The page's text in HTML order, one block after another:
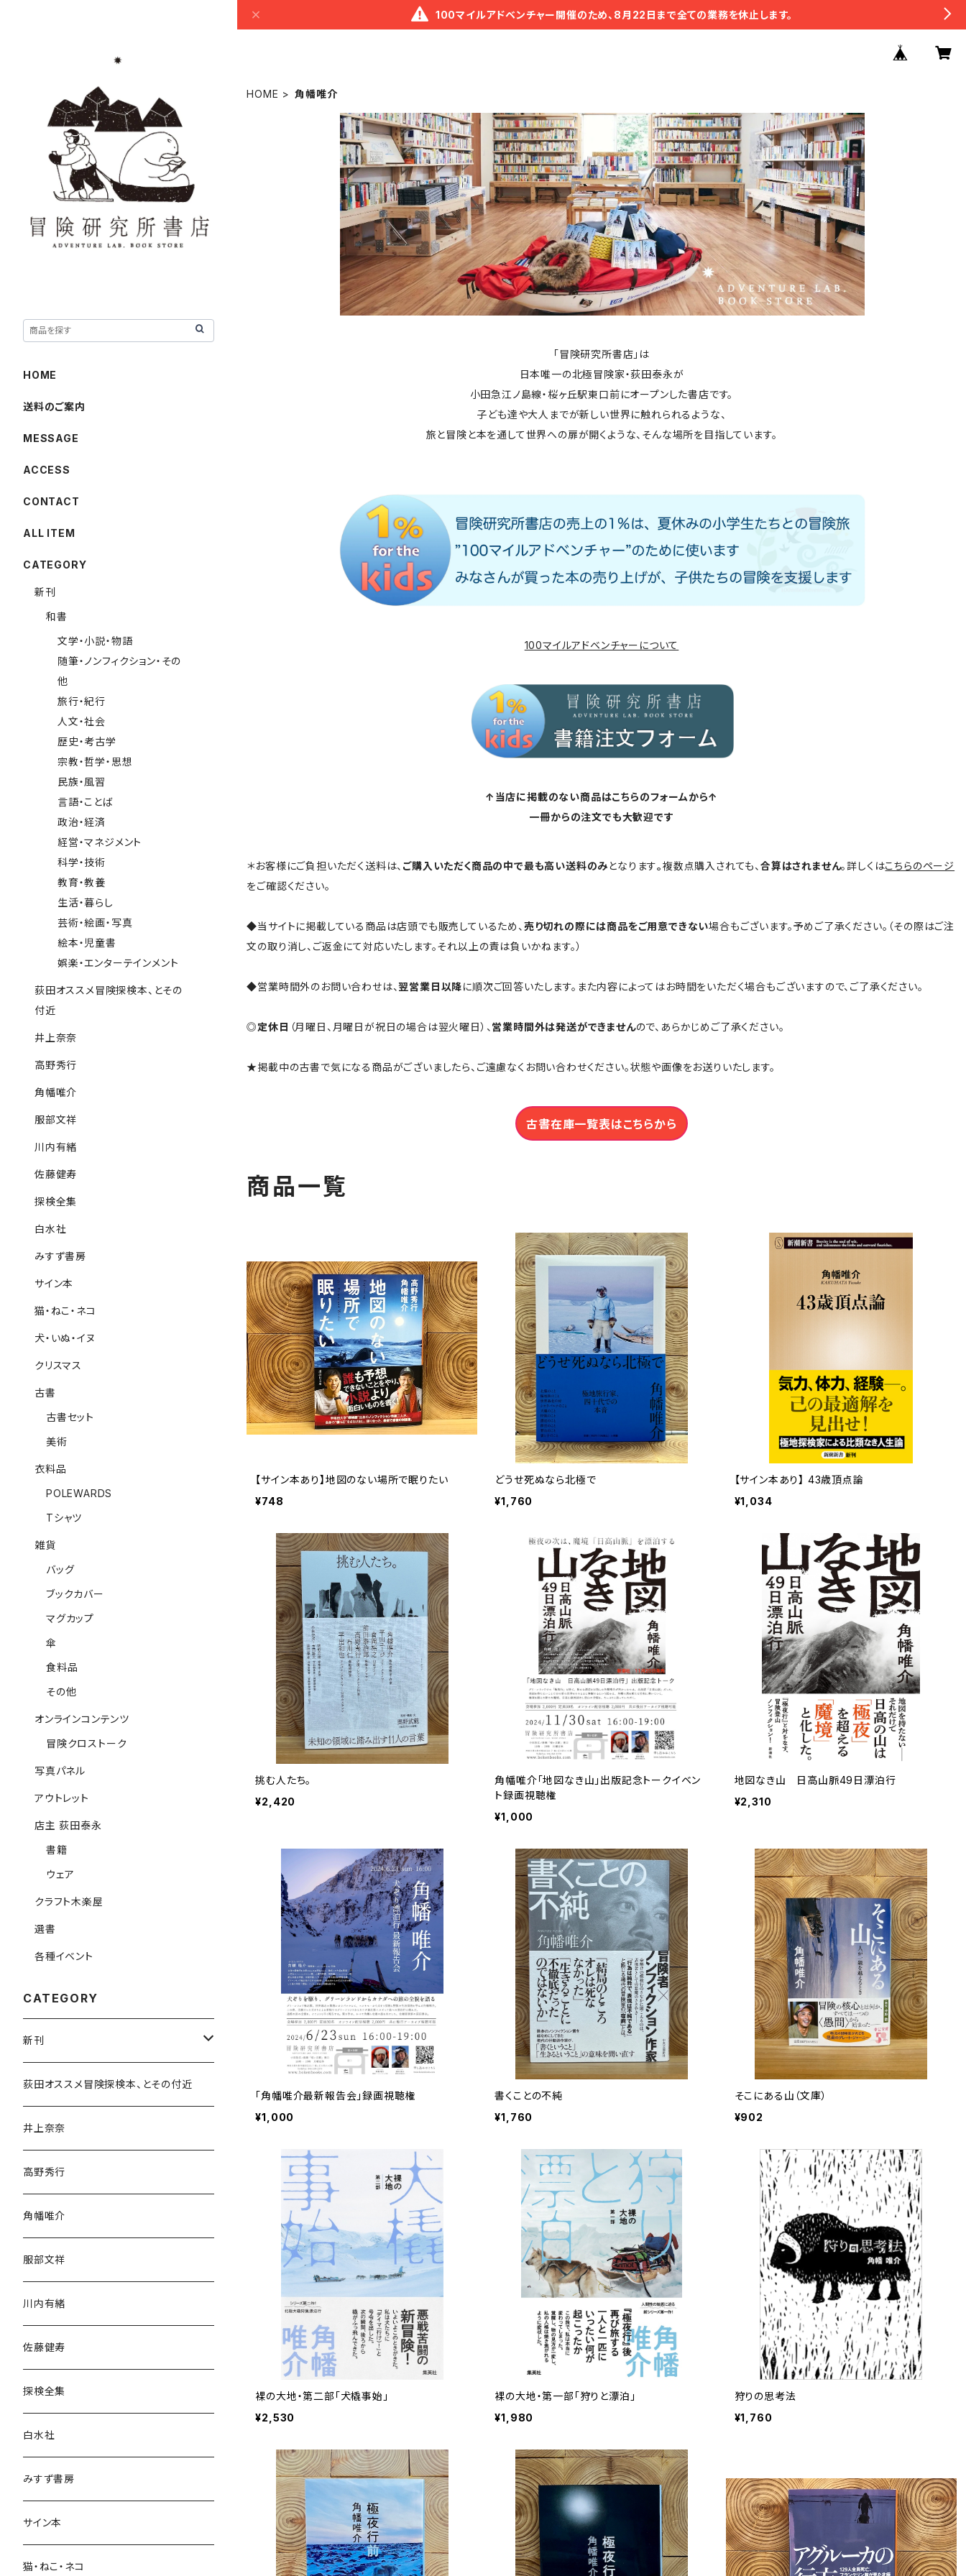
100マイルアドベンチャー開催のため、8月22日まで全ての業務を休止します。
HOME 角幡唯介
「冒険研究所書店」は
日本唯一の北極冒険家・荻田泰永が
小田急江ノ島線・桜ヶ丘駅東口前にオープンした書店です。
子ども達や大人までが新しい世界に触れられるような、
旅と冒険と本を通して世界への扉が開くような、そんな場所を目指しています。
100マイルアドベンチャーについて
↑当店に掲載のない商品はこちらのフォームから↑
一冊からの注文でも大歓迎です
＊お客様にご負担いただく送料は、 ご購入いただく商品の中で最も高い送料のみとなります。複数点購入されても、合算はされません。詳しくはこちらのページ
をご確認ください。
◆当サイトに掲載している商品は店頭でも販売しているため、 売り切れの際には商品をご用意できない場合もございます。予めご了承ください。（その際はご注
文の取り消し、ご返金にて対応いたします。それ以上の責は負いかねます。）
◆営業時間外のお問い合わせは、翌営業日以降に順次ご回答いたします。また内容によってはお時間をいただく場合もございますので、ご了承ください。
◎定休日 （月曜日、月曜日が祝日の場合は翌火曜日）、 営業時間外は発送ができませんので、あらかじめご了承ください。
★掲載中の古書で気になる商品がございましたら、ご遠慮なくお問い合わせください。状態や画像をお送りいたします。
古書在庫一覧表はこちらから
商品一覧
【サイン本あり】地図のない場所で眠りたい
¥748
どうせ死ぬなら北極で
¥1,760
【サイン本あり】 43歳頂点論
¥1,034
挑む人たち。
¥2,420
角幡唯介「地図なき山」出版記念トークイベン
ト録画視聴権
¥1,000
地図なき山 日高山脈49日漂泊行
¥2,310
「角幡唯介最新報告会」録画視聴権
¥1,000
書くことの不純
¥1,760
そこにある山（文庫）
¥902
裸の大地・第二部「犬橇事始」
¥2,530
裸の大地・第一部「狩りと漂泊」
¥1,980
狩りの思考法
¥1,760
HOME
送料のご案内
MESSAGE
ACCESS
CONTACT
ALL ITEM
CATEGORY
新刊
和書
文学・小説・物語
随筆・ノンフィクション・その
他
旅行・紀行
人文・社会
歴史・考古学
宗教・哲学・思想
民族・風習
言語・ことば
政治・経済
経営・マネジメント
科学・技術
教育・教養
生活・暮らし
芸術・絵画・写真
絵本・児童書
娯楽・エンターテインメント
荻田オススメ冒険探検本、とその
付近
井上奈奈
高野秀行
角幡唯介
服部文祥
川内有緒
佐藤健寿
探検全集
白水社
みすず書房
サイン本
猫・ねこ・ネコ
犬・いぬ・イヌ
クリスマス
古書
古書セット
美術
衣料品
POLEWARDS
Tシャツ
雑貨
バッグ
ブックカバー
マグカップ
傘
食料品
その他
オンラインコンテンツ
冒険クロストーク
写真パネル
アウトレット
店主 荻田泰永
書籍
ウェア
クラフト木楽屋
選書
各種イベント
CATEGORY
新刊
和書
文学・小説・物語
随筆・ノンフィクション・その他
民族・風習
言語・ことば
荻田オススメ冒険探検本、とその付近
井上奈奈
高野秀行
角幡唯介
服部文祥
川内有緒
佐藤健寿
探検全集
白水社
みすず書房
サイン本
猫・ねこ・ネコ